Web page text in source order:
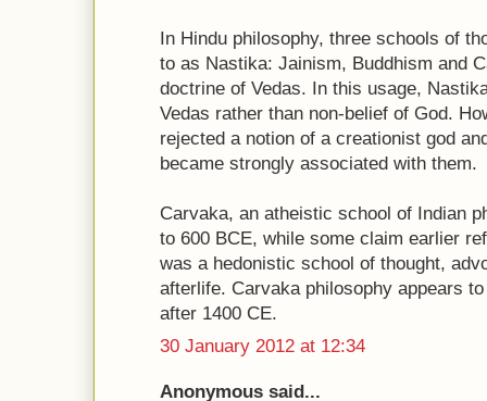
In Hindu philosophy, three schools of
to as Nastika: Jainism, Buddhism and
doctrine of Vedas. In this usage,
Vedas rather than non-belief of God.
rejected a notion of a creationist god
became strongly associated with them.
Carvaka, an atheistic school of Indian
to 600 BCE, while some claim earlier
was a hedonistic school of thought,
afterlife. Carvaka philosophy appears
after 1400 CE.
30 January 2012 at 12:34
Anonymous said...